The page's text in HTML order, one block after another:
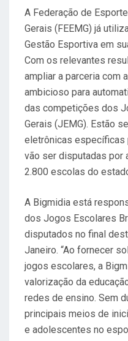
A Federação de
Gerais (FEEMG) já
Gestão Esportiva em
Com os relevantes
ampliar a parceria com
ambicioso para
das competições dos
Gerais (JEMG). Estão
eletrônicas específicas
vão ser disputadas por
2.800 escolas do
A Bigmidia está
dos Jogos Escolares
disputados no final
Janeiro. “Ao fornecer
jogos escolares, a
valorização da
redes de ensino. Sem
principais meios de
e adolescentes no